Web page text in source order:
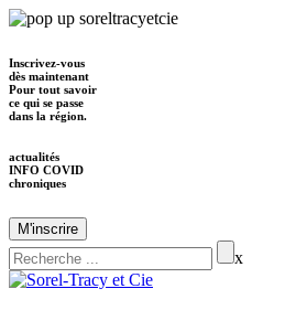
Inscrivez-vous
dès maintenant
Pour tout savoir
ce qui se passe
dans la région.
actualités
INFO COVID
chroniques
M'inscrire
x